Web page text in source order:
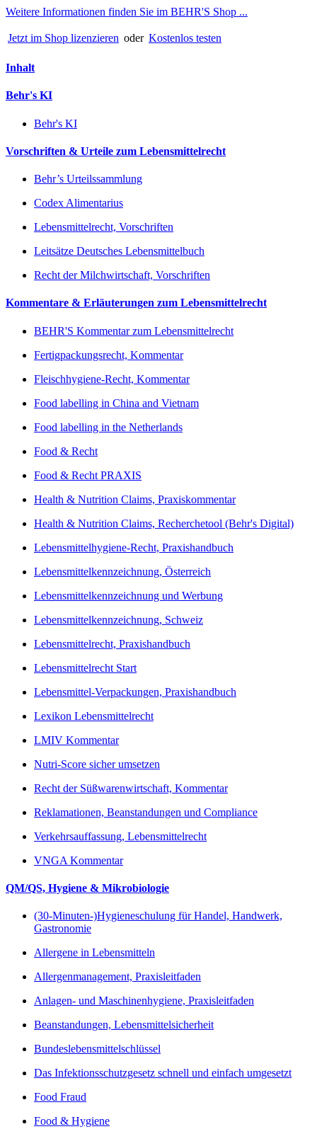
Weitere Informationen finden Sie im BEHR'S Shop ...
Jetzt im Shop lizenzieren oder Kostenlos testen
Inhalt
Behr's KI
Behr's KI
Vorschriften & Urteile zum Lebensmittelrecht
Behr’s Urteilssammlung
Codex Alimentarius
Lebensmittelrecht, Vorschriften
Leitsätze Deutsches Lebensmittelbuch
Recht der Milchwirtschaft, Vorschriften
Kommentare & Erläuterungen zum Lebensmittelrecht
BEHR'S Kommentar zum Lebensmittelrecht
Fertigpackungsrecht, Kommentar
Fleischhygiene-Recht, Kommentar
Food labelling in China and Vietnam
Food labelling in the Netherlands
Food & Recht
Food & Recht PRAXIS
Health & Nutrition Claims, Praxiskommentar
Health & Nutrition Claims, Recherchetool (Behr's Digital)
Lebensmittelhygiene-Recht, Praxishandbuch
Lebensmittelkennzeichnung, Österreich
Lebensmittelkennzeichnung und Werbung
Lebensmittelkennzeichnung, Schweiz
Lebensmittelrecht, Praxishandbuch
Lebensmittelrecht Start
Lebensmittel-Verpackungen, Praxishandbuch
Lexikon Lebensmittelrecht
LMIV Kommentar
Nutri-Score sicher umsetzen
Recht der Süßwarenwirtschaft, Kommentar
Reklamationen, Beanstandungen und Compliance
Verkehrsauffassung, Lebensmittelrecht
VNGA Kommentar
QM/QS, Hygiene & Mikrobiologie
(30-Minuten-)Hygieneschulung für Handel, Handwerk,
Gastronomie
Allergene in Lebensmitteln
Allergenmanagement, Praxisleitfaden
Anlagen- und Maschinenhygiene, Praxisleitfaden
Beanstandungen, Lebensmittelsicherheit
Bundeslebensmittelschlüssel
Das Infektionsschutzgesetz schnell und einfach umgesetzt
Food Fraud
Food & Hygiene